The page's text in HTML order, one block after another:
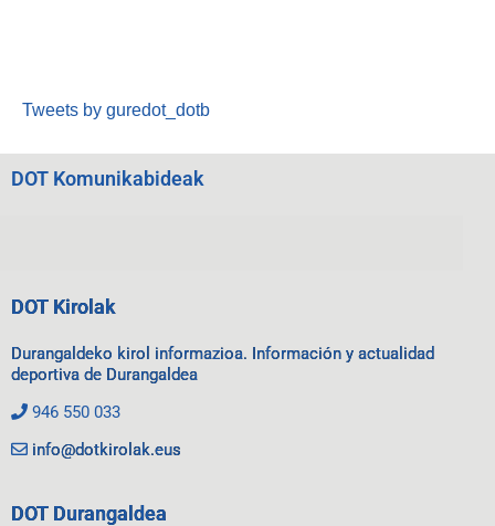
Tweets by guredot_dotb
DOT Komunikabideak
DOT Kirolak
Durangaldeko kirol informazioa. Información y actualidad
deportiva de Durangaldea
946 550 033
info@dotkirolak.eus
DOT Durangaldea